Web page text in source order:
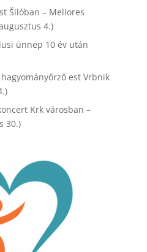
Šilóban – Meliores
4.)
ünnep 10 év után
est Vrbnik
Krk városban –
30.)